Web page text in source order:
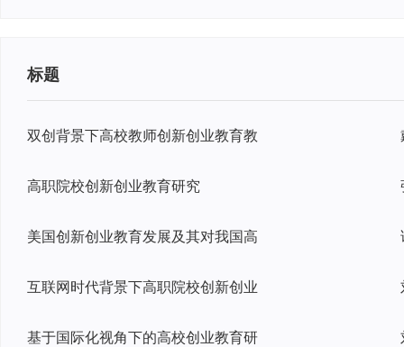
标题
双创背景下高校教师创新创业教育教
高职院校创新创业教育研究
美国创新创业教育发展及其对我国高
互联网时代背景下高职院校创新创业
基于国际化视角下的高校创业教育研